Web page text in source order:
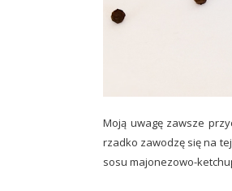
Moją uwagę zawsze
rzadko zawodzę się na
sosu majonezowo-